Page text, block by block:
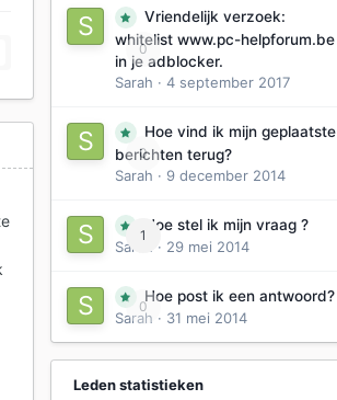
0
Vriendelijk verzoek:
whitelist www.pc-helpforum.be
in je adblocker.
Sarah · 4 september 2017
0
Hoe vind ik mijn geplaatste
berichten terug?
Sarah · 9 december 2014
1
Hoe stel ik mijn vraag ?
Sarah
· 29 mei 2014
0
Hoe post ik een antwoord?
Sarah · 31 mei 2014
Leden statistieken